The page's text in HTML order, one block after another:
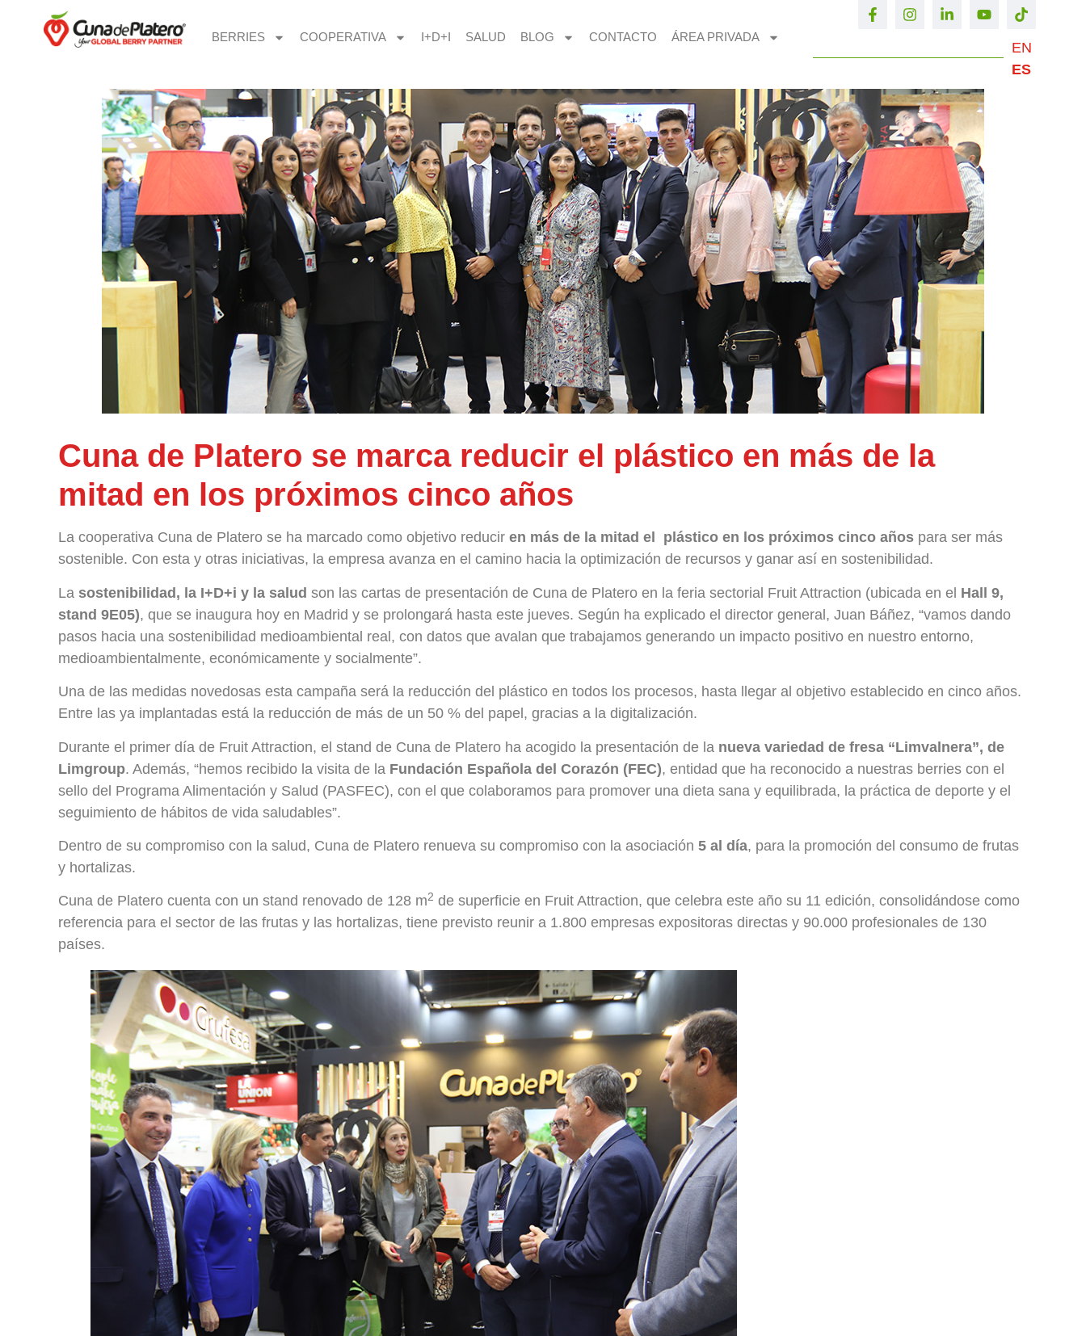
BERRIES COOPERATIVA I+D+I SALUD BLOG CONTACTO ÁREA PRIVADA
EN
ES
Cuna de Platero se marca reducir el plástico en más de la
mitad en los próximos cinco años
La cooperativa Cuna de Platero se ha marcado como objetivo reducir en más de la mitad el plástico en los próximos cinco años para ser más
sostenible. Con esta y otras iniciativas, la empresa avanza en el camino hacia la optimización de recursos y ganar así en sostenibilidad.
La sostenibilidad, la I+D+i y la salud son las cartas de presentación de Cuna de Platero en la feria sectorial Fruit Attraction (ubicada en el Hall 9,
stand 9E05), que se inaugura hoy en Madrid y se prolongará hasta este jueves. Según ha explicado el director general, Juan Báñez, “vamos dando
pasos hacia una sostenibilidad medioambiental real, con datos que avalan que trabajamos generando un impacto positivo en nuestro entorno,
medioambientalmente, económicamente y socialmente”.
Una de las medidas novedosas esta campaña será la reducción del plástico en todos los procesos, hasta llegar al objetivo establecido en cinco años.
Entre las ya implantadas está la reducción de más de un 50 % del papel, gracias a la digitalización.
Durante el primer día de Fruit Attraction, el stand de Cuna de Platero ha acogido la presentación de la nueva variedad de fresa “Limvalnera”, de
Limgroup. Además, “hemos recibido la visita de la Fundación Española del Corazón (FEC), entidad que ha reconocido a nuestras berries con el
sello del Programa Alimentación y Salud (PASFEC), con el que colaboramos para promover una dieta sana y equilibrada, la práctica de deporte y el
seguimiento de hábitos de vida saludables”.
Dentro de su compromiso con la salud, Cuna de Platero renueva su compromiso con la asociación 5 al día, para la promoción del consumo de frutas
y hortalizas.
Cuna de Platero cuenta con un stand renovado de 128 m2 de superficie en Fruit Attraction, que celebra este año su 11 edición, consolidándose como
referencia para el sector de las frutas y las hortalizas, tiene previsto reunir a 1.800 empresas expositoras directas y 90.000 profesionales de 130
países.